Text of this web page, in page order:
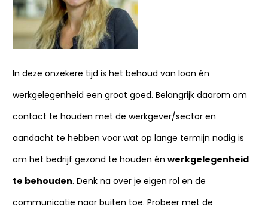
In deze onzekere tijd is het behoud van loon én
werkgelegenheid een groot goed. Belangrijk daarom om
contact te houden met de werkgever/sector en
aandacht te hebben voor wat op lange termijn nodig is
om het bedrijf gezond te houden én werkgelegenheid
te behouden. Denk na over je eigen rol en de
communicatie naar buiten toe. Probeer met de